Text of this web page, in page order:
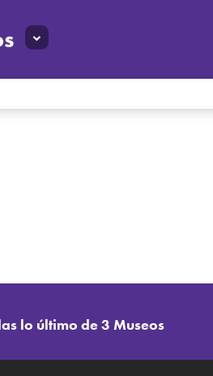
lo último de 3 Museos